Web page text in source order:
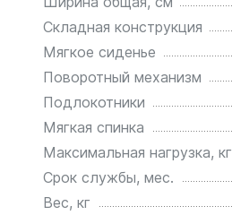
Складная конструкция
Мягкое сиденье
Поворотный механизм
Подлокотники
Мягкая спинка
Максимальная нагрузка, кг
Срок службы, мес.
Вес, кг